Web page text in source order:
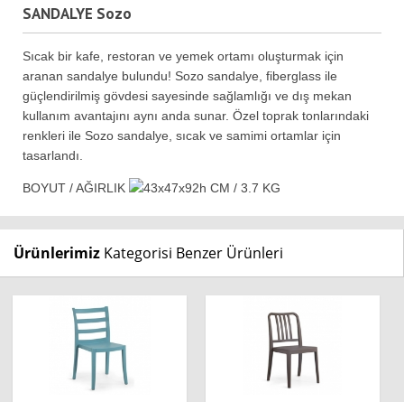
SANDALYE Sozo
Sıcak bir kafe, restoran ve yemek ortamı oluşturmak için
aranan sandalye bulundu! Sozo sandalye, fiberglass ile
güçlendirilmiş gövdesi sayesinde sağlamlığı ve dış mekan
kullanım avantajını aynı anda sunar. Özel toprak tonlarındaki
renkleri ile Sozo sandalye, sıcak ve samimi ortamlar için
tasarlandı.
BOYUT / AĞIRLIK 43x47x92h CM / 3.7 KG
Ürünlerimiz Kategorisi Benzer Ürünleri